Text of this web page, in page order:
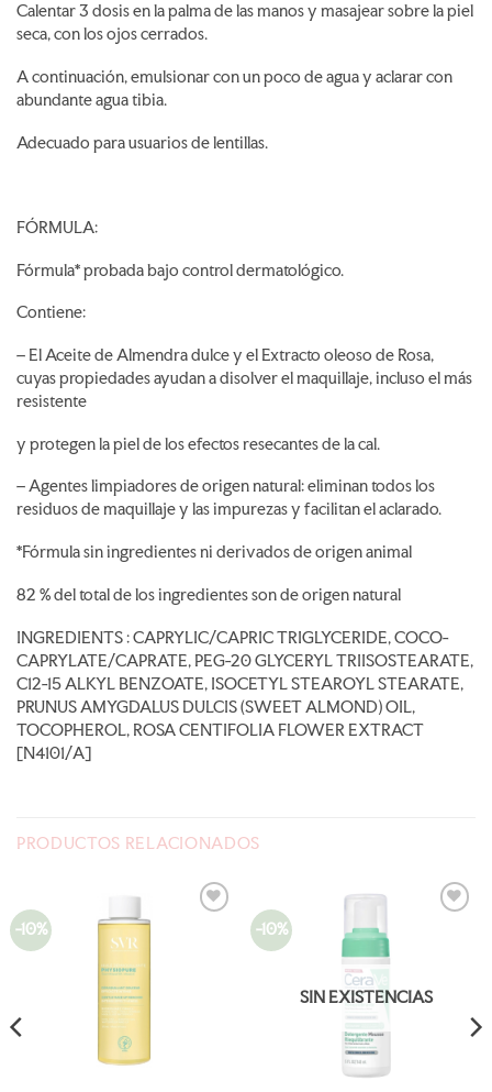
Calentar 3 dosis en la palma de las manos y masajear sobre la piel
seca, con los ojos cerrados.
A continuación, emulsionar con un poco de agua y aclarar con
abundante agua tibia.
Adecuado para usuarios de lentillas.
FÓRMULA:
Fórmula* probada bajo control dermatológico.
Contiene:
– El Aceite de Almendra dulce y el Extracto oleoso de Rosa,
cuyas propiedades ayudan a disolver el maquillaje, incluso el más
resistente
y protegen la piel de los efectos resecantes de la cal.
– Agentes limpiadores de origen natural: eliminan todos los
residuos de maquillaje y las impurezas y facilitan el aclarado.
*Fórmula sin ingredientes ni derivados de origen animal
82 % del total de los ingredientes son de origen natural
INGREDIENTS : CAPRYLIC/CAPRIC TRIGLYCERIDE, COCO-
CAPRYLATE/CAPRATE, PEG-20 GLYCERYL TRIISOSTEARATE,
C12-15 ALKYL BENZOATE, ISOCETYL STEAROYL STEARATE,
PRUNUS AMYGDALUS DULCIS (SWEET ALMOND) OIL,
TOCOPHEROL, ROSA CENTIFOLIA FLOWER EXTRACT
[N4101/A]
PRODUCTOS RELACIONADOS
-10% -10%
DESEOS
SIN EXISTENCIAS